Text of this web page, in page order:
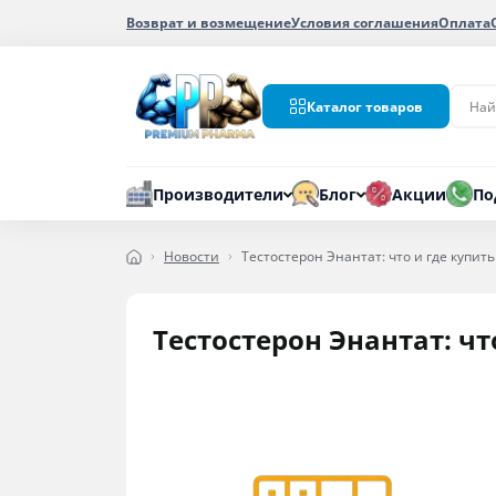
Возврат и возмещениеУсловия соглашенияОплата
Каталог товаров
Производители Блог Акции
Новости Тестостерон Энантат: что и где
Тестостерон Энантат: